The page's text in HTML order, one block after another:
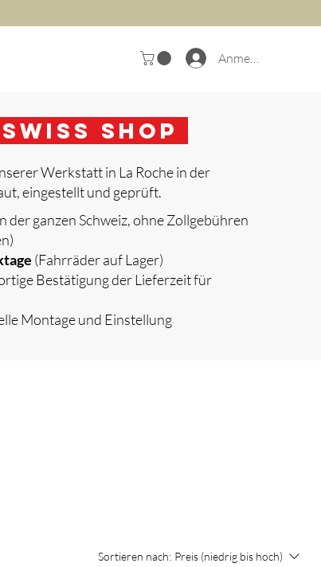
Anmelden
Swiss Shop
Werkstatt in La Roche in der
eingestellt und geprüft.
der ganzen Schweiz, ohne Zollgebühren
(Fahrräder auf Lager)
Bestätigung der Lieferzeit für
Montage und Einstellung
Sortieren nach: Preis (niedrig bis hoch)